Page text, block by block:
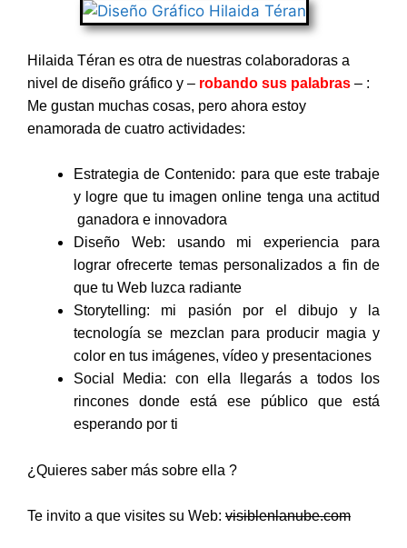
Hilaida Téran es otra de nuestras colaboradoras a
nivel de diseño gráfico y – robando sus palabras – :
Me gustan muchas cosas, pero ahora estoy
enamorada de cuatro actividades:
Estrategia de Contenido: para que este trabaje
y logre que tu imagen online tenga una actitud
ganadora e innovadora
Diseño Web: usando mi experiencia para
lograr ofrecerte temas personalizados a fin de
que tu Web luzca radiante
Storytelling: mi pasión por el dibujo y la
tecnología se mezclan para producir magia y
color en tus imágenes, vídeo y presentaciones
Social Media: con ella llegarás a todos los
rincones donde está ese público que está
esperando por ti
¿Quieres saber más sobre ella ?
Te invito a que visites su Web: visiblenlanube.com